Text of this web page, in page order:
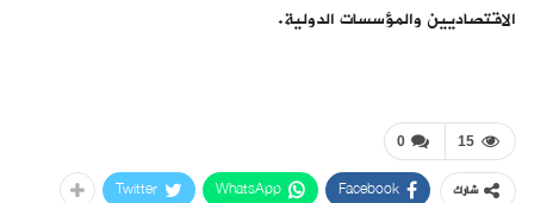
الاقتصاديين والمؤسسات الدولية.
0 15
شارك Facebook
WhatsApp
Twitter